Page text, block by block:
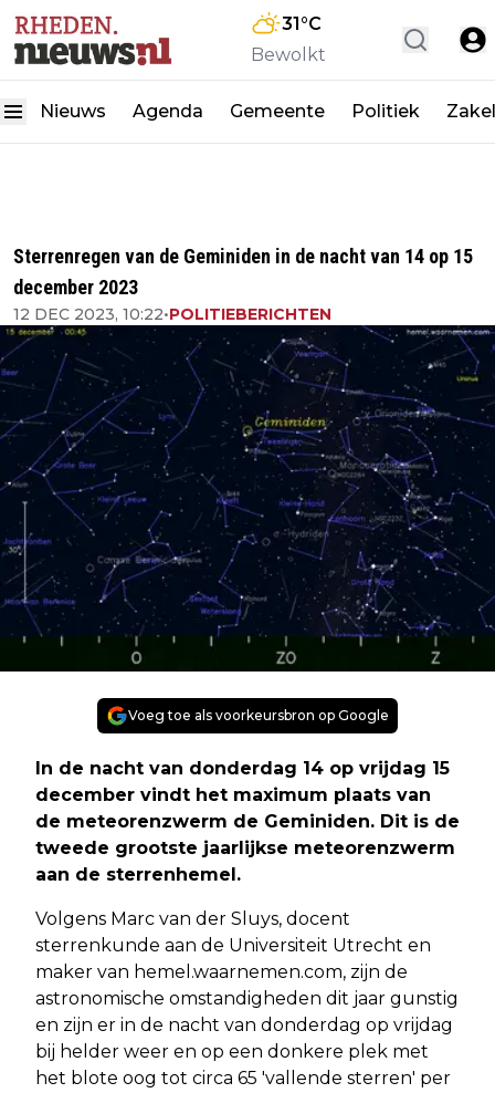
31°C
Bewolkt
Nieuws Agenda Gemeente Politiek
Sterrenregen van de Geminiden in de nacht van 14 op 15
december 2023
12 DEC 2023, 10:22•POLITIEBERICHTEN
Voeg toe als voorkeursbron op Google
In de nacht van donderdag 14 op vrijdag 15
december vindt het maximum plaats van
de meteorenzwerm de Geminiden. Dit is de
tweede grootste jaarlijkse meteorenzwerm
aan de sterrenhemel.
Volgens Marc van der Sluys, docent
sterrenkunde aan de Universiteit Utrecht en
maker van hemel.waarnemen.com, zijn de
astronomische omstandigheden dit jaar gunstig
en zijn er in de nacht van donderdag op vrijdag
bij helder weer en op een donkere plek met
het blote oog tot circa 65 'vallende sterren' per